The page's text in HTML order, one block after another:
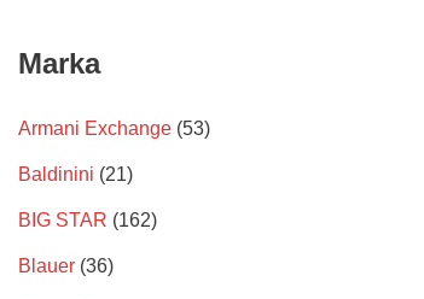
Marka
Armani Exchange (53)
Baldinini (21)
BIG STAR (162)
Blauer (36)